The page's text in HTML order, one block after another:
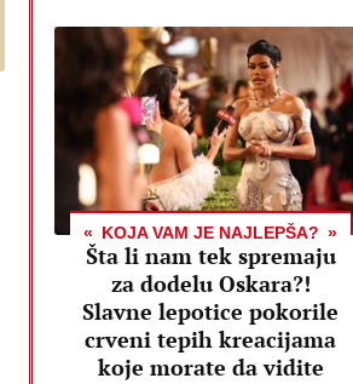
KOJA VAM JE NAJLEPŠA?
Šta li nam tek spremaju
za dodelu Oskara?!
Slavne lepotice pokorile
crveni tepih kreacijama
koje morate da vidite